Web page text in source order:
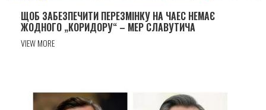
ЩОБ ЗАБЕЗПЕЧИТИ ПЕРЕЗМIНКУ НА ЧАЕС НЕМАЄ
ЖОДНОГО „КОРИДОРУ“ – МЕР СЛАВУТИЧА
VIEW MORE